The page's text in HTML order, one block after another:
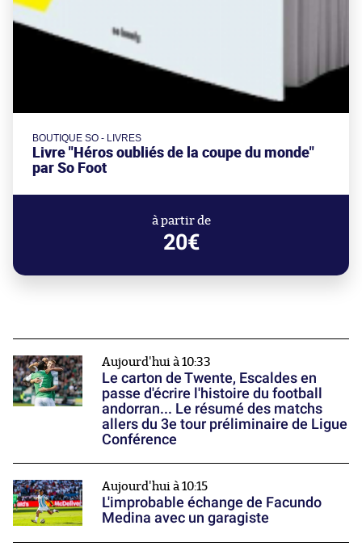
BOUTIQUE SO - LIVRES
Livre "Héros oubliés de la coupe du monde"
par So Foot
à partir de
20€
Aujourd'hui à 10:33
Le carton de Twente, Escaldes en
passe d'écrire l'histoire du football
andorran... Le résumé des matchs
allers du 3e tour préliminaire de Ligue
Conférence
Aujourd'hui à 10:15
L'improbable échange de Facundo
Medina avec un garagiste